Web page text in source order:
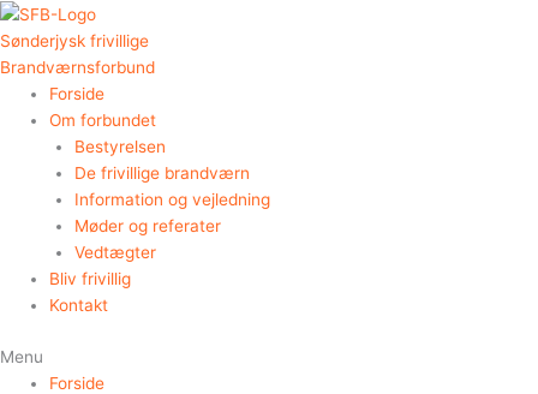
Gå
til
indholdet
Sønderjysk frivillige
Brandværnsforbund
Forside
Om forbundet
Bestyrelsen
De frivillige brandværn
Information og vejledning
Møder og referater
Vedtægter
Bliv frivillig
Kontakt
Menu
Forside